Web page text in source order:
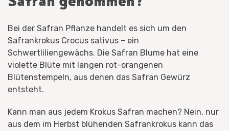
Bei der Safran Pflanze handelt es sich um den
Safrankrokus Crocus sativus – ein
Schwertliliengewächs. Die Safran Blume hat eine
violette Blüte mit langen rot-orangenen
Blütenstempeln, aus denen das Safran Gewürz
entsteht.
Kann man aus jedem Krokus Safran machen? Nein, nur
aus dem im Herbst blühenden Safrankrokus kann das